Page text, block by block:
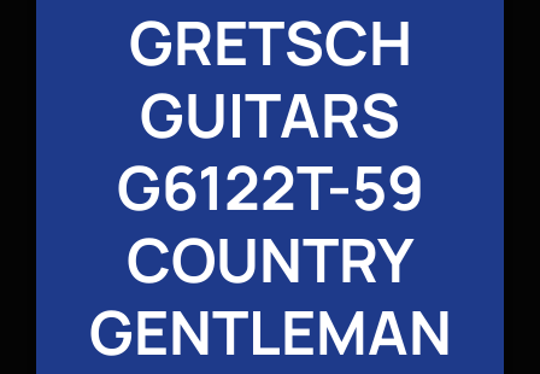
GRETSCH
GUITARS
G6122T-59
COUNTRY
GENTLEMAN